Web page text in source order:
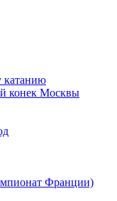
катанию
конек Москвы
Франции)